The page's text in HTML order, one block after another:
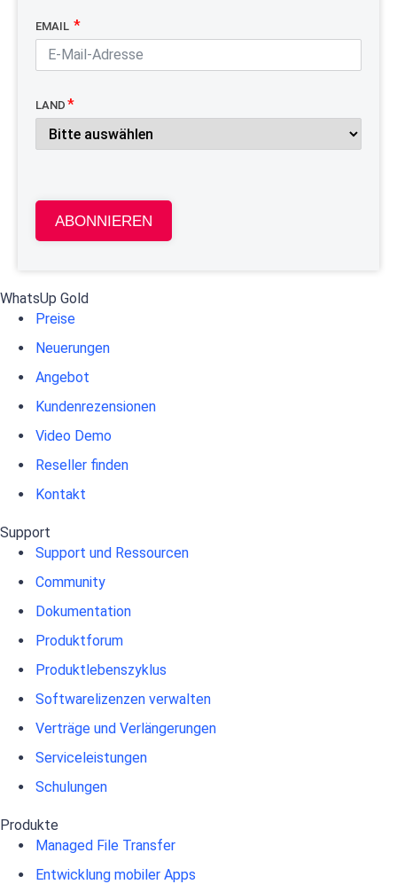
EMAIL
LAND
ABONNIEREN
WhatsUp Gold
Preise
Neuerungen
Angebot
Kundenrezensionen
Video Demo
Reseller finden
Kontakt
Support
Support und Ressourcen
Community
Dokumentation
Produktforum
Produktlebenszyklus
Softwarelizenzen verwalten
Verträge und Verlängerungen
Serviceleistungen
Schulungen
Produkte
Managed File Transfer
Entwicklung mobiler Apps